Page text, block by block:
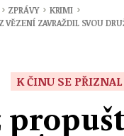
› ZPRÁVY › KRIMI ›
VĚZENÍ ZAVRAŽDIL SVOU
K ČINU SE PŘIZNAL